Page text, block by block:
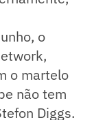
o
o martelo
não tem
Diggs.